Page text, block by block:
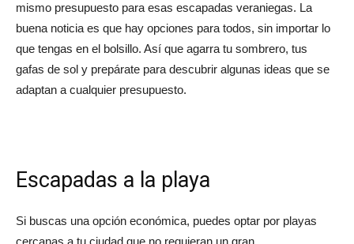
mismo presupuesto para esas escapadas veraniegas. La
buena noticia es que hay opciones para todos, sin importar lo
que tengas en el bolsillo. Así que agarra tu sombrero, tus
gafas de sol y prepárate para descubrir algunas ideas que se
adaptan a cualquier presupuesto.
Escapadas a la playa
Si buscas una opción económica, puedes optar por playas
cercanas a tu ciudad que no requieran un gran